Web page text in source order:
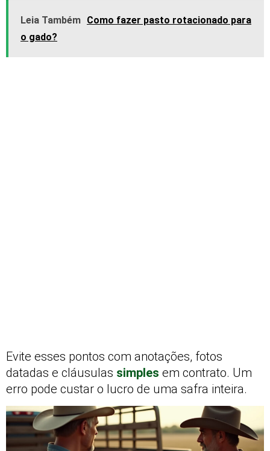
Leia Também Como fazer pasto rotacionado para
o gado?
Evite esses pontos com anotações, fotos
datadas e cláusulas simples em contrato. Um
erro pode custar o lucro de uma safra inteira.